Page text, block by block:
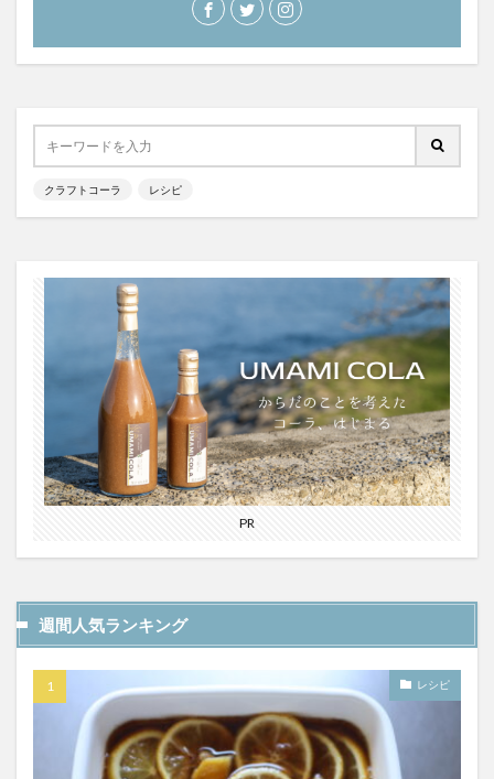
クラフトコーラ レシピ
PR
週間人気ランキング
レシピ